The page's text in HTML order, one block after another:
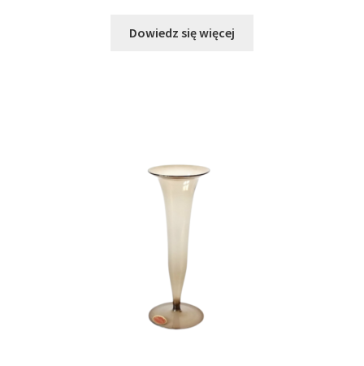
Dowiedz się więcej